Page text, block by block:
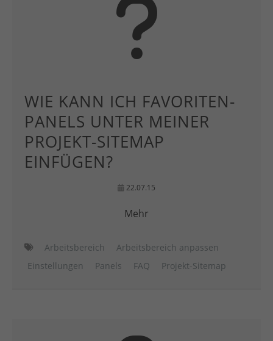
WIE KANN ICH FAVORITEN-
PANELS UNTER MEINER
PROJEKT-SITEMAP
EINFÜGEN?
22.07.15
Mehr
Arbeitsbereich
Arbeitsbereich anpassen
Einstellungen
Panels FAQ Projekt-Sitemap